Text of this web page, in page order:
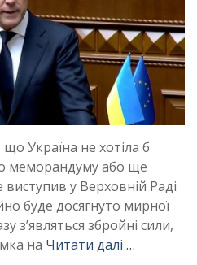
Україна не хотіла б
меморандуму або ще
у Верховній Раді
буде досягнуто мирної
з’являться збройні сили,
на Читати далі …